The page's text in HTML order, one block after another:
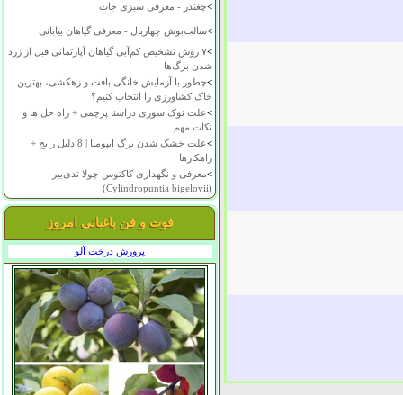
>چغندر - معرفی سبزی جات
>سالت‌بوش چهاربال - معرفی گیاهان بیابانی
>
۷ روش تشخیص کم‌آبی گیاهان آپارتمانی قبل از زرد
شدن برگ‌ها
>چطور با آزمایش خانگی بافت و زهکشی، بهترین
خاک کشاورزی را انتخاب کنیم؟
>علت نوک سوزی دراسنا پرچمی + راه حل ها و
نکات مهم
>
علت خشک شدن برگ ایپومیا | 8 دلیل رایج +
راهکارها
>معرفی و نگهداری کاکتوس چولا تدی‌بیر
(Cylindropuntia bigelovii)
فوت و فن باغبانی امروز
پرورش درخت آلو